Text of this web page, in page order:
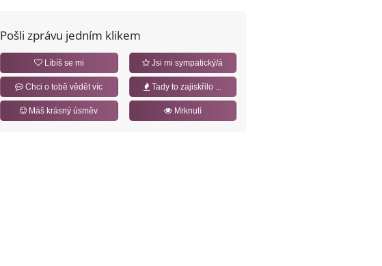
Pošli zprávu jedním klikem
Líbíš se mi Jsi mi sympatický/á
Chci o tobě vědět víc Tady to zajiskřilo ...
Máš krásný úsměv Mrknutí